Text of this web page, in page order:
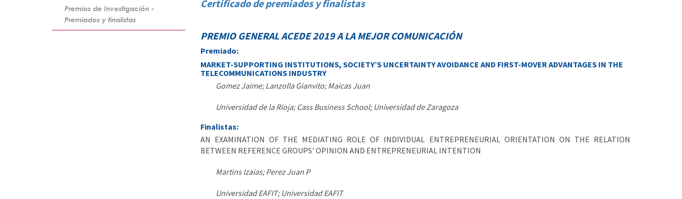
Certificado de premiados y finalistas
PREMIO GENERAL ACEDE 2019 A LA MEJOR COMUNICACIÓN
Premiado:
MARKET-SUPPORTING INSTITUTIONS, SOCIETY’S UNCERTAINTY AVOIDANCE AND FIRST-MOVER ADVANTAGES IN THE
TELECOMMUNICATIONS INDUSTRY
Gomez Jaime; Lanzolla Gianvito; Maicas Juan
Universidad de la Rioja; Cass Business School; Universidad de Zaragoza
Finalistas:
AN EXAMINATION OF THE MEDIATING ROLE OF INDIVIDUAL ENTREPRENEURIAL ORIENTATION ON THE RELATION
BETWEEN REFERENCE GROUPS' OPINION AND ENTREPRENEURIAL INTENTION
Martins Izaias; Perez Juan P
Universidad EAFIT; Universidad EAFIT
Premios de Investigación -
Premiados y finalistas